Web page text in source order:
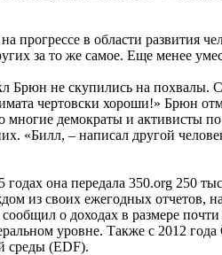
в области развития
за то же самое. Еще менее
Брюн не скупились на похвалы.
чертовски хороши!» Брюн
многие демократы и активисты
«Билл, – написал другой
она передала 350.org 250
из своих ежегодных отчетов,
о доходах в размере
уровне. Также с 2012 года
среды (EDF).